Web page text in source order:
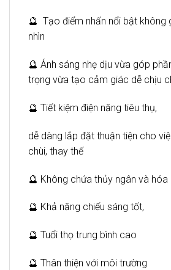
🔮 Tạo điểm nhấn nổi bật không
nhìn
🔮 Ánh sáng nhẹ dịu vừa góp
trọng vừa tạo cảm giác dễ chịu
🔮 Tiết kiệm điện năng tiêu thụ,
dễ dàng lắp đặt thuận tiện cho
chùi, thay thế
🔮 Không chứa thủy ngân và hóa
🔮 Khả năng chiếu sáng tốt,
🔮 Tuổi thọ trung bình cao
🔮 Thân thiện với môi trường